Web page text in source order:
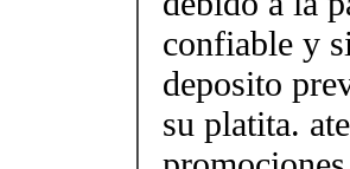
confiable y
deposito
su platita.